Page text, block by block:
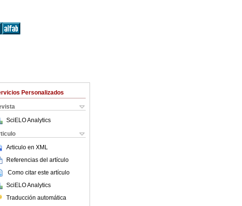
Personalizados
SciELO Analytics
Articulo en XML
Referencias del artículo
Como citar este artículo
SciELO Analytics
Traducción automática